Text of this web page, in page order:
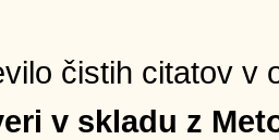
čistih citatov v
v skladu z